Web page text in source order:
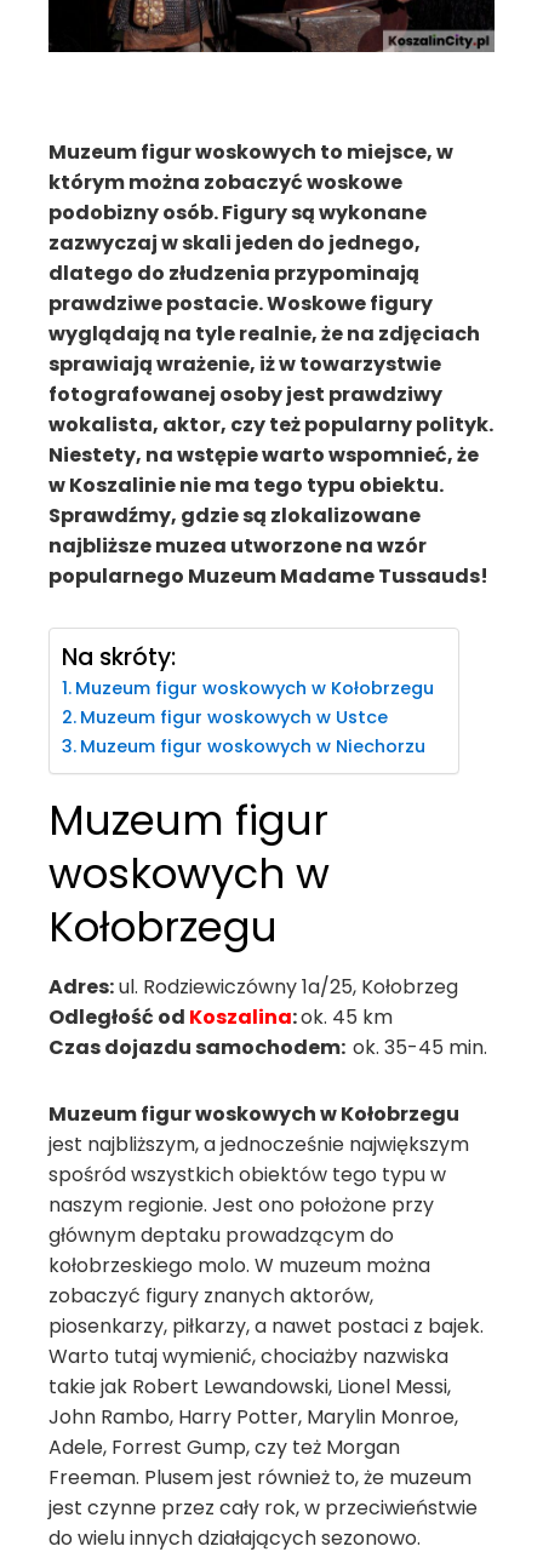
Muzeum figur woskowych to miejsce, w
którym można zobaczyć woskowe
podobizny osób. Figury są wykonane
zazwyczaj w skali jeden do jednego,
dlatego do złudzenia przypominają
prawdziwe postacie. Woskowe figury
wyglądają na tyle realnie, że na zdjęciach
sprawiają wrażenie, iż w towarzystwie
fotografowanej osoby jest prawdziwy
wokalista, aktor, czy też popularny polityk.
Niestety, na wstępie warto wspomnieć, że
w Koszalinie nie ma tego typu obiektu.
Sprawdźmy, gdzie są zlokalizowane
najbliższe muzea utworzone na wzór
popularnego Muzeum Madame Tussauds!
Na skróty:
Muzeum figur woskowych w Kołobrzegu
Muzeum figur woskowych w Ustce
Muzeum figur woskowych w Niechorzu
Muzeum figur
woskowych w
Kołobrzegu
Adres:ul. Rodziewiczówny 1a/25, Kołobrzeg
Odległość od Koszalina:ok. 45 km
Czas dojazdu samochodem: ok. 35-45 min.
Muzeum figur woskowych w Kołobrzegu
jest najbliższym, a jednocześnie największym
spośród wszystkich obiektów tego typu w
naszym regionie. Jest ono położone przy
głównym deptaku prowadzącym do
kołobrzeskiego molo. W muzeum można
zobaczyć figury znanych aktorów,
piosenkarzy, piłkarzy, a nawet postaci z bajek.
Warto tutaj wymienić, chociażby nazwiska
takie jak Robert Lewandowski, Lionel Messi,
John Rambo, Harry Potter, Marylin Monroe,
Adele, Forrest Gump, czy też Morgan
Freeman. Plusem jest również to, że muzeum
jest czynne przez cały rok, w przeciwieństwie
do wielu innych działających sezonowo.